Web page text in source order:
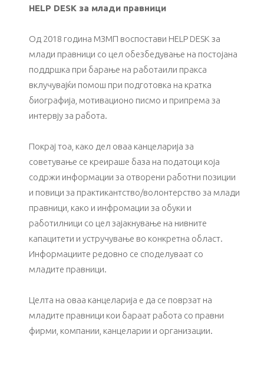
HELP DESK за млади правници
Од 2018 година МЗМП воспостави HELP DESK за
млади правници со цел обезбедување на постојана
поддршка при барање на работаили пракса
вклучувајќи помош при подготовка на кратка
биографија, мотивационо писмо и припрема за
интервју за работа.
Покрај тоа, како дел oваа канцеларија за
советување се креираше база на податоци која
содржи информации за отворени работни позиции
и повици за практикантство/волонтерство за млади
правници, како и инфромации за обуки и
работилници со цел зајакнување на нивните
капацитети и устручување во конкретна област.
Информациите редовно се споделуваат со
младите правници.
Целта на оваа канцеларија е да се поврзат на
младите правници кои бараат работа со правни
фирми, компании, канцеларии и организации.